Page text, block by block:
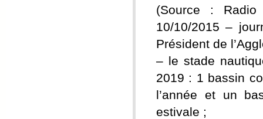
(Source :
10/10/2015 –
Président de
– le stade
2019 : 1 bassin
l’année et un
estivale ;